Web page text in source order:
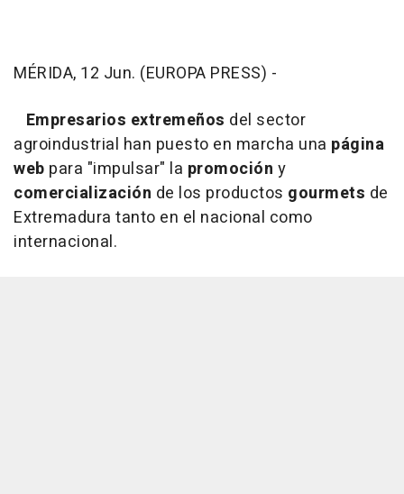
MÉRIDA, 12 Jun. (EUROPA PRESS) -
Empresarios extremeños del sector
agroindustrial han puesto en marcha una página
web para "impulsar" la promoción y
comercialización de los productos gourmets de
Extremadura tanto en el nacional como
internacional.